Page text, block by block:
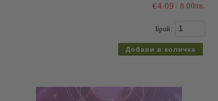
€4.09 8.00лв.
Брой: